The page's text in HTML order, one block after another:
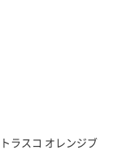
ラスコ オレンジブ